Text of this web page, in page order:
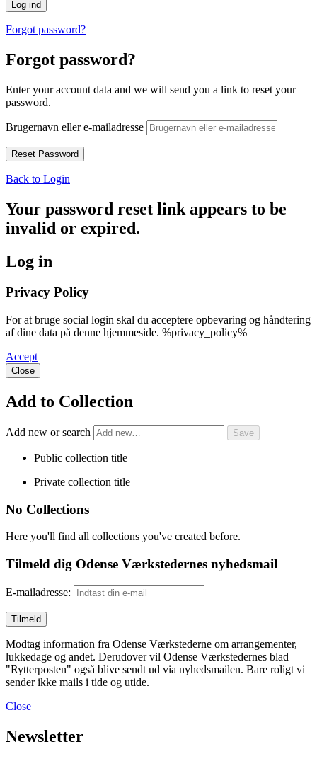
Forgot password?
Forgot password?
Enter your account data and we will send you a link to reset your
password.
Brugernavn eller e-mailadresse
Back to Login
Your password reset link appears to be
invalid or expired.
Log in
Privacy Policy
For at bruge social login skal du acceptere opbevaring og håndtering
af dine data på denne hjemmeside. %privacy_policy%
Accept
Close
Add to Collection
Add new or search
Public collection title
Private collection title
No Collections
Here you'll find all collections you've created before.
Tilmeld dig Odense Værkstedernes nyhedsmail
E-mailadresse:
Modtag information fra Odense Værkstederne om arrangementer,
lukkedage og andet. Derudover vil Odense Værkstedernes blad
"Rytterposten" også blive sendt ud via nyhedsmailen. Bare roligt vi
sender ikke mails i tide og utide.
Close
Newsletter